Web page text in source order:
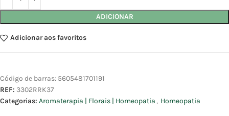
ADICIONAR
Adicionar aos favoritos
Código de barras: 5605481701191
REF: 3302RRK37
Categorias: Aromaterapia | Florais | Homeopatia , Homeopatia